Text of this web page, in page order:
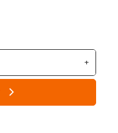
+